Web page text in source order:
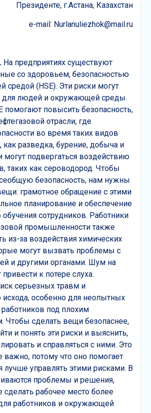
Президенте, г.Астана, Казахстан
e-mail: Nurlanuliezhok@mail.ru
На предприятиях существуют
со здоровьем, безопасностью
средой (HSE). Эти риски могут
людей и окружающей среды.
помогают повысить безопасность,
отрасли, где
во время таких видов
как разведка, бурение, добыча и
могут подвергаться воздействию
таких как сероводород. Чтобы
безопасность, нам нужны
грамотное обращение с этими
планирование и обеспечение
сотрудников. Работники
промышленности также
из-за воздействия химических
могут вызвать проблемы с
и другими органами. Шум на
к потере слуха.
серьезных травм и
исхода, особенно для неопытных
под плохим
Чтобы сделать вещи безопаснее,
и понять эти риски и выяснить,
и справляться с ними. Это
важно, потому что оно помогает
лучше управлять этими рисками. В
проблемы и решения,
рабочее место более
работников и окружающей